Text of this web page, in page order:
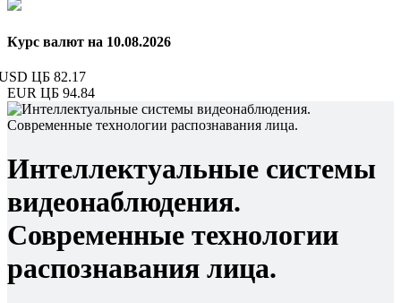
Курс валют на 10.08.2026
ЦБ 82.17
EUR ЦБ 94.84
Интеллектуальные системы
видеонаблюдения.
Современные технологии
распознавания лица.